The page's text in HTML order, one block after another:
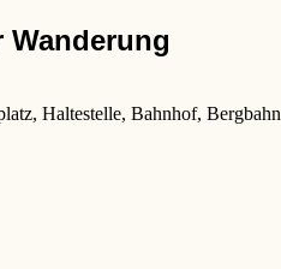
Wanderung
Haltestelle, Bahnhof, Bergbahn